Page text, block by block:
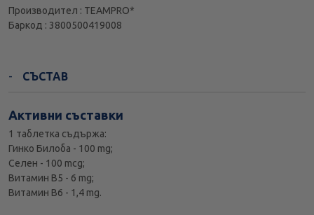
Производител : TEAMPRO*
Баркод : 3800500419008
СЪСТАВ
Активни съставки
1 таблетка съдържа:
Гинко Билоба - 100 mg;
Селен - 100 mcg;
Витамин B5 - 6 mg;
Витамин В6 - 1,4 mg.